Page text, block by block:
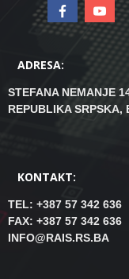
ADRESA:
STEFANA NEMANJE
REPUBLIKA SRPSKA,
KONTAKT:
TEL: +387 57 342 636
FAX: +387 57 342 636
INFO@RAIS.RS.BA